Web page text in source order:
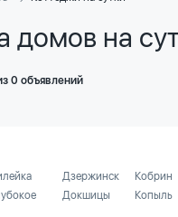
домов на
0 объявлений
Дзержинск
Докшицы
Кобрин
Копыль